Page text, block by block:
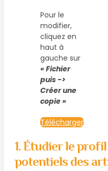
Pour le
modifier,
cliquez en
haut à
gauche sur
« Fichier
puis ->
Créer une
copie »
Télécharger
1. Étudier le
potentiels des